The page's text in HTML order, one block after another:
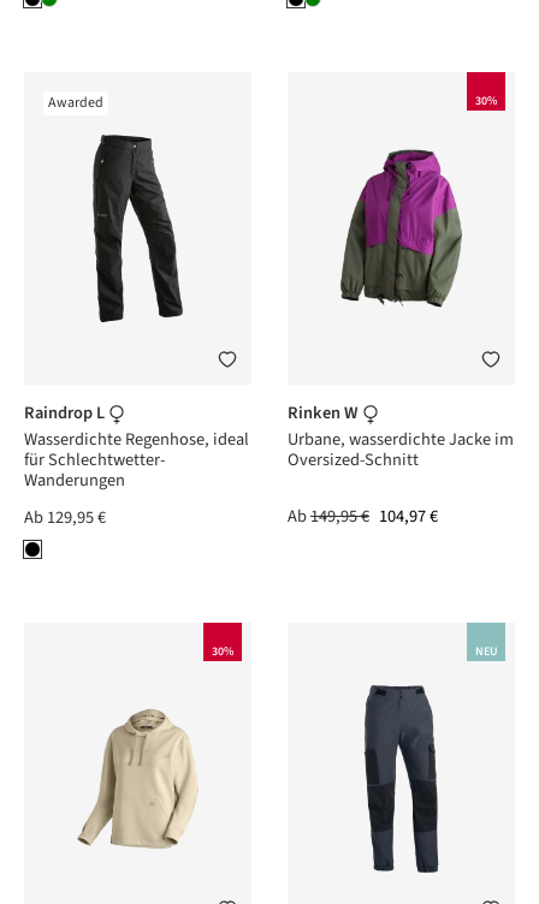
Awarded
Raindrop L
Wasserdichte Regenhose, ideal
für Schlechtwetter-
Wanderungen
Ab129,95 €
30%
Rinken W
Urbane, wasserdichte Jacke im
Oversized-Schnitt
Ab149,95 € 104,97 €
30% NEU